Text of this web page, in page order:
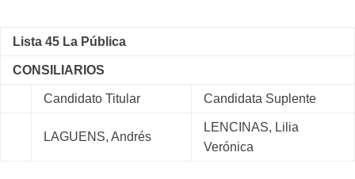
Lista 45 La Pública
CONSILIARIOS
Candidato Titular Candidata Suplente
LAGUENS, Andrés
LENCINAS, Lilia
Verónica